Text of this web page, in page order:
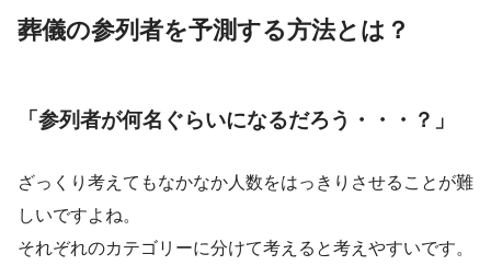
葬儀の参列者を予測する方法とは？
「参列者が何名ぐらいになるだろう・・・？」
ざっくり考えてもなかなか人数をはっきりさせることが難
しいですよね。
それぞれのカテゴリーに分けて考えると考えやすいです。